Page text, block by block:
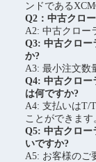
ンドである
Q2：中古クロ
A2: 中古クロー
Q3: 中古クロー
か?
A3: 最小注文数
Q4: 中古クロー
は何ですか?
A4: 支払いはT/
ことができます
Q5: 中古クロー
いですか?
A5: お客様のご